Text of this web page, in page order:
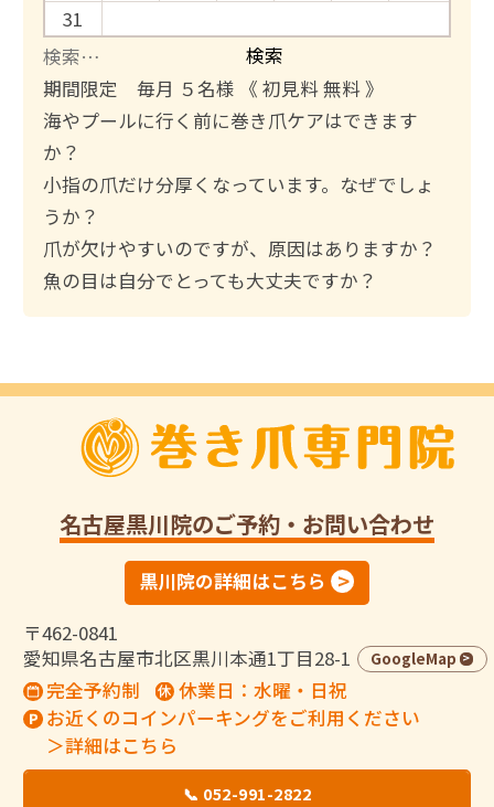
31
検
索
:
期間限定 毎月 ５名様 《 初見料 無料 》
海やプールに行く前に巻き爪ケアはできます
か？
小指の爪だけ分厚くなっています。なぜでしょ
うか？
爪が欠けやすいのですが、原因はありますか？
魚の目は自分でとっても大丈夫ですか？
名古屋黒川院のご予約・お問い合わせ
黒川院の詳細はこちら
〒462-0841
愛知県名古屋市北区黒川本通1丁目28-1
GoogleMap
完全予約制
休業日：水曜・日祝
お近くのコインパーキングをご利用ください
＞詳細はこちら
📞 052-991-2822